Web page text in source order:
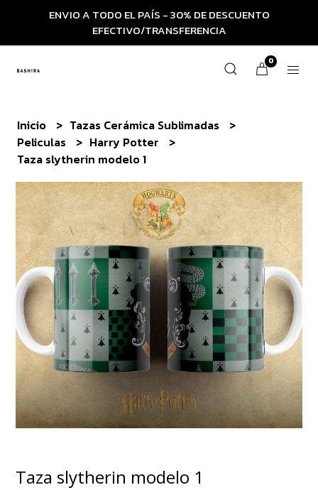
ENVIO A TODO EL PAÍS - 30% DE DESCUENTO
EFECTIVO/TRANSFERENCIA
0
Inicio
Tazas Cerámica Sublimadas
Peliculas
Harry Potter
Taza slytherin modelo 1
Taza slytherin modelo 1